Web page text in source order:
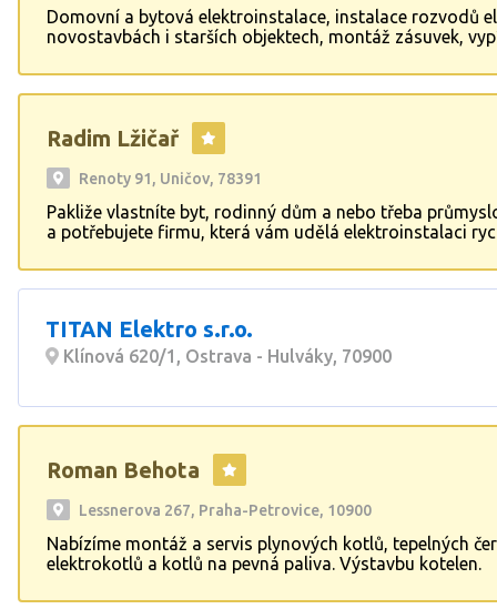
Domovní a bytová elektroinstalace, instalace rozvodů
novostavbách i starších objektech, montáž zásuvek,
zabezpečení, požární systémy, datové sítě, TV, audio,
venkovního osvětlení a přípojek, pouliční osvětlení,
slaboproud.
Radim Lžičař
Renoty 91, Uničov, 78391
Pakliže vlastníte byt, rodinný dům a nebo třeba
a potřebujete firmu, která vám udělá elektroinstalaci
specializuji na kompletní elektroinstalace a
s důsledností na kvalitu a preciznost provedených
napište na: pospa.citron@seznam.cz. S přáním
Radim Lžičař.
TITAN Elektro s.r.o.
Klínová 620/1, Ostrava - Hulváky, 70900
Roman Behota
Lessnerova 267, Praha-Petrovice, 10900
Nabízíme montáž a servis plynových kotlů, tepelných
elektrokotlů a kotlů na pevná paliva. Výstavbu kotelen.